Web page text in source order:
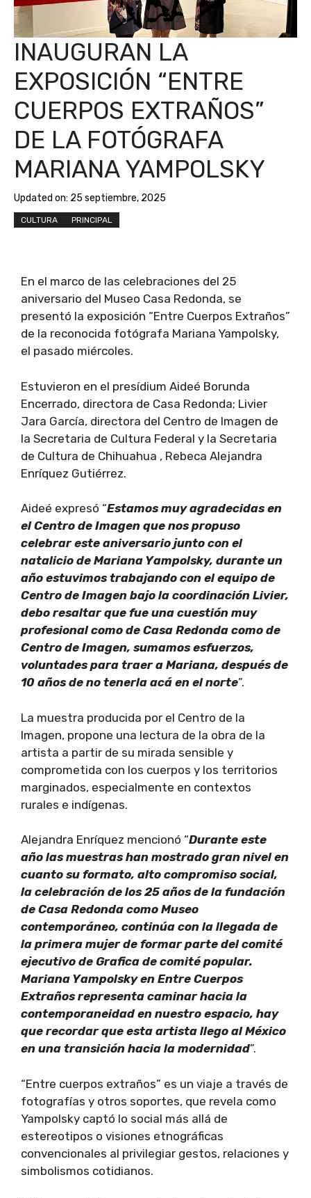
INAUGURAN LA
EXPOSICIÓN “ENTRE
CUERPOS EXTRAÑOS”
DE LA FOTÓGRAFA
MARIANA YAMPOLSKY
Updated on: 25 septiembre, 2025
CULTURA PRINCIPAL
En el marco de las celebraciones del 25
aniversario del Museo Casa Redonda, se
presentó la exposición “Entre Cuerpos Extraños”
de la reconocida fotógrafa Mariana Yampolsky,
el pasado miércoles.
Estuvieron en el presídium Aideé Borunda
Encerrado, directora de Casa Redonda; Livier
Jara García, directora del Centro de Imagen de
la Secretaria de Cultura Federal y la Secretaria
de Cultura de Chihuahua , Rebeca Alejandra
Enríquez Gutiérrez.
Aideé expresó “Estamos muy agradecidas en
el Centro de Imagen que nos propuso
celebrar este aniversario junto con el
natalicio de Mariana Yampolsky, durante un
año estuvimos trabajando con el equipo de
Centro de Imagen bajo la coordinación Livier,
debo resaltar que fue una cuestión muy
profesional como de Casa Redonda como de
Centro de Imagen, sumamos esfuerzos,
voluntades para traer a Mariana, después de
10 años de no tenerla acá en el norte”.
La muestra producida por el Centro de la
Imagen, propone una lectura de la obra de la
artista a partir de su mirada sensible y
comprometida con los cuerpos y los territorios
marginados, especialmente en contextos
rurales e indígenas.
Alejandra Enríquez mencionó “Durante este
año las muestras han mostrado gran nivel en
cuanto su formato, alto compromiso social,
la celebración de los 25 años de la fundación
de Casa Redonda como Museo
contemporáneo, continúa con la llegada de
la primera mujer de formar parte del comité
ejecutivo de Grafica de comité popular.
Mariana Yampolsky en Entre Cuerpos
Extraños representa caminar hacia la
contemporaneidad en nuestro espacio, hay
que recordar que esta artista llego al México
en una transición hacia la modernidad”.
“Entre cuerpos extraños” es un viaje a través de
fotografías y otros soportes, que revela como
Yampolsky captó lo social más allá de
estereotipos o visiones etnográficas
convencionales al privilegiar gestos, relaciones y
simbolismos cotidianos.